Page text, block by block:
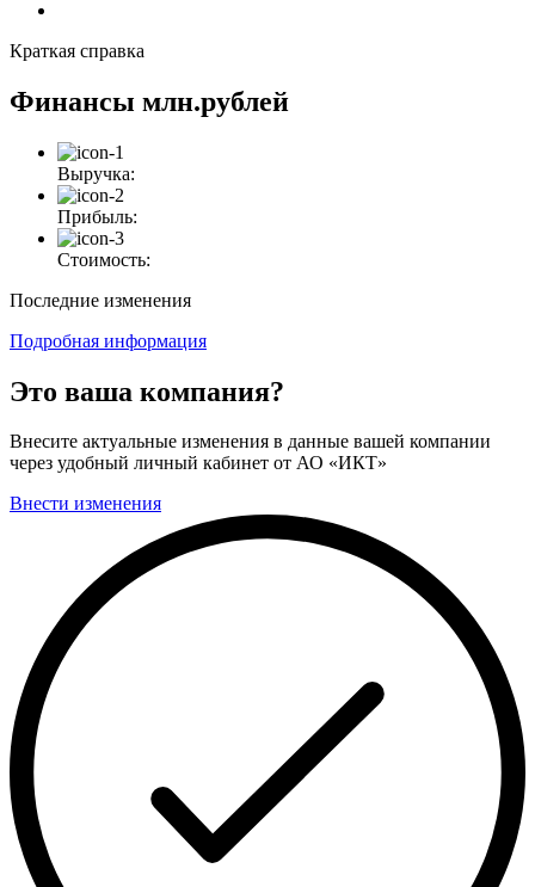
Краткая справка
Финансы млн.рублей
Выручка:
Прибыль:
Стоимость:
Последние изменения
Подробная информация
Это ваша компания?
Внесите актуальные изменения в данные вашей компании
через удобный личный кабинет от АО «ИКТ»
Внести изменения